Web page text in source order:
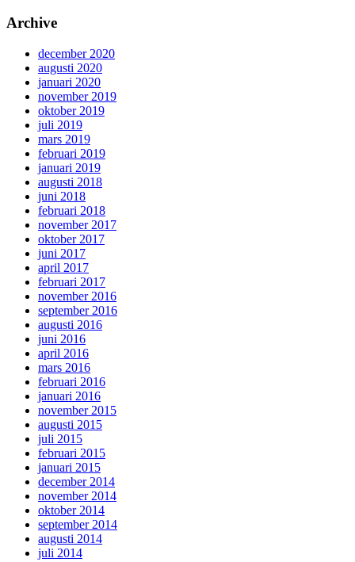
Archive
december 2020
augusti 2020
januari 2020
november 2019
oktober 2019
juli 2019
mars 2019
februari 2019
januari 2019
augusti 2018
juni 2018
februari 2018
november 2017
oktober 2017
juni 2017
april 2017
februari 2017
november 2016
september 2016
augusti 2016
juni 2016
april 2016
mars 2016
februari 2016
januari 2016
november 2015
augusti 2015
juli 2015
februari 2015
januari 2015
december 2014
november 2014
oktober 2014
september 2014
augusti 2014
juli 2014